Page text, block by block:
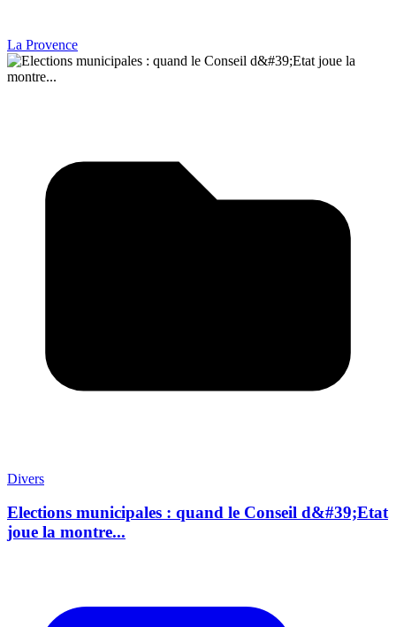
La Provence
Divers
Elections municipales : quand le Conseil d&#39;Etat
joue la montre...